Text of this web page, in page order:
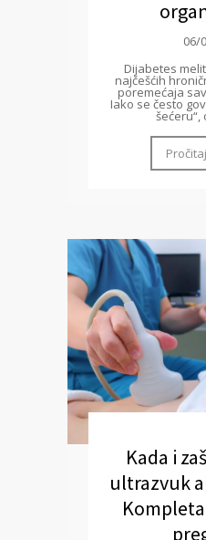
06/
Dijabetes
najčešćih
poremećaja
Iako se često
šećeru“,
Kada i
ultrazvuk